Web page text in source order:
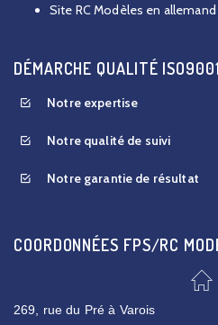
Site RC Modèles en allemand
DÉMARCHE QUALITÉ
Notre expertise
Notre qualité de suivi
Notre garantie de résultat
COORDONNÉES FPS/RC
269, rue du Pré à Varois